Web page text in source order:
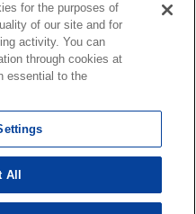
WEBサイト・システム向け地
ット MapFan DB 住所確認
告 Geo-Research
for the purposes of
of our site and for
activity. You can
through cookies at
essential to the
All